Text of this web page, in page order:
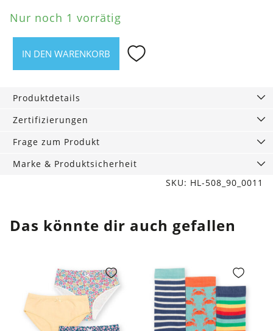
Nur noch 1 vorrätig
Handseife
ml
Menge
IN DEN WARENKORB
Produktdetails
Zertifizierungen
Frage zum Produkt
Marke & Produktsicherheit
SKU: HL-508_90_0011
Das könnte dir auch gefallen